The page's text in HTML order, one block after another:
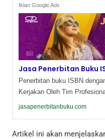
Iklan Google Ads
Jasa Penerbitan Buku
Penerbitan buku ISBN
Kerjakan Oleh Tim
jasapenerbitanbuku.com
Artikel ini akan